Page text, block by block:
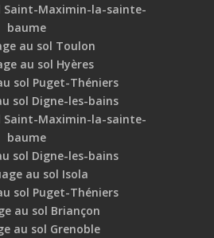
Saint-Maximin-la-sainte-
baume
au sol Toulon
au sol Hyères
sol Puget-Théniers
sol Digne-les-bains
Saint-Maximin-la-sainte-
baume
sol Digne-les-bains
au sol Isola
sol Puget-Théniers
au sol Briançon
au sol Grenoble